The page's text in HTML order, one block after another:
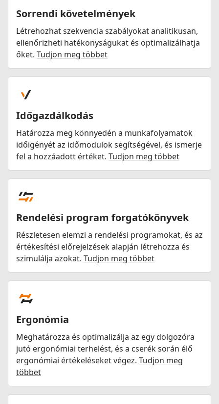
Sorrendi követelmények
Létrehozhat szekvencia szabályokat analitikusan,
ellenőrizheti hatékonyságukat és optimalizálhatja
őket. Tudjon meg többet
Időgazdálkodás
Határozza meg könnyedén a munkafolyamatok
időigényét az időmodulok segítségével, és ismerje
fel a hozzáadott értéket. Tudjon meg többet
Rendelési program forgatókönyvek
Részletesen elemzi a rendelési programokat, és az
értékesítési előrejelzések alapján létrehozza és
szimulálja azokat. Tudjon meg többet
Ergonómia
Meghatározza és optimalizálja az egy dolgozóra
jutó ergonómiai terhelést, és a cserék során élő
ergonómiai értékeléseket végez. Tudjon meg
többet